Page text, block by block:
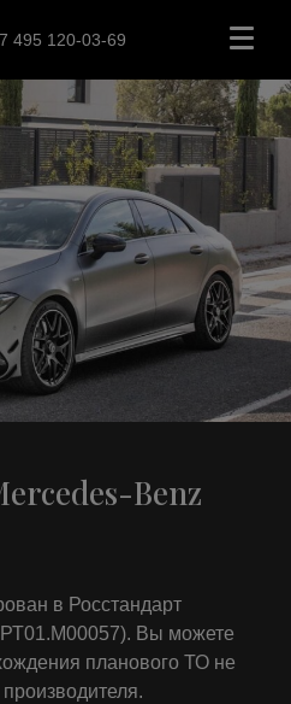
495 120-03-69
Benz
в Росстандарт
Вы можете
планового ТО не